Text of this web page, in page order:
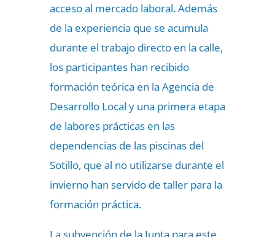
acceso al mercado laboral. Además
de la experiencia que se acumula
durante el trabajo directo en la calle,
los participantes han recibido
formación teórica en la Agencia de
Desarrollo Local y una primera etapa
de labores prácticas en las
dependencias de las piscinas del
Sotillo, que al no utilizarse durante el
invierno han servido de taller para la
formación práctica.
La subvención de la Junta para este